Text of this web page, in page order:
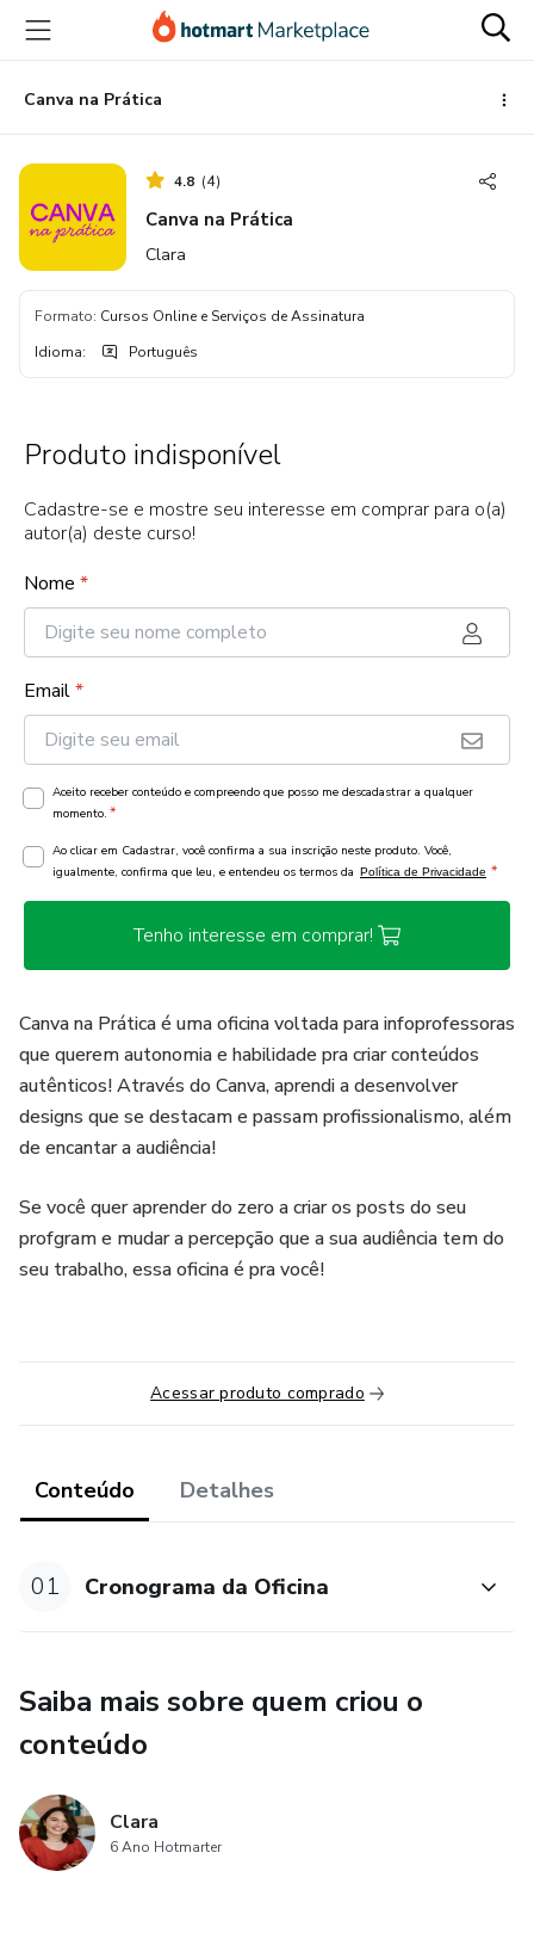
para
conteúdo
principal
para
pagamento
para
rodapé
Canva na Prática
4.8 (4)
Canva na Prática
Clara
Formato: Cursos Online e Serviços de Assinatura
Idioma: Português
Produto indisponível
Cadastre-se e mostre seu interesse em comprar para o(a)
autor(a) deste curso!
Nome *
Email*
Aceito receber conteúdo e compreendo que posso me descadastrar a qualquer
momento. *
Ao clicar em Cadastrar, você confirma a sua inscrição neste produto. Você,
igualmente, confirma que leu, e entendeu os termos da Política de Privacidade *
Tenho interesse em comprar!
Canva na Prática é uma oficina voltada para infoprofessoras
que querem autonomia e habilidade pra criar conteúdos
autênticos! Através do Canva, aprendi a desenvolver
designs que se destacam e passam profissionalismo, além
de encantar a audiência!
Se você quer aprender do zero a criar os posts do seu
profgram e mudar a percepção que a sua audiência tem do
seu trabalho, essa oficina é pra você!
Acessar produto comprado
Conteúdo Detalhes
01 Cronograma da Oficina
Saiba mais sobre quem criou o
conteúdo
Clara
6 Ano Hotmarter